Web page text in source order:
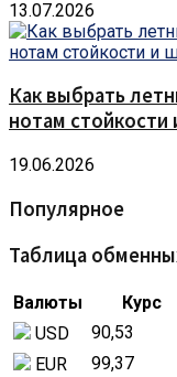
13.07.2026
Как выбрать
нотам
19.06.2026
Популярное
Таблица
Валюты Курс
USD
90,53
EUR
99,37